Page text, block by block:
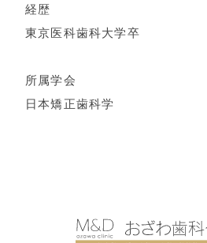
経歴
東京医科歯科大学卒
所属学会
日本矯正歯科学